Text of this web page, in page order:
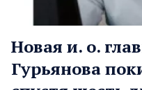
Новая и. о.
Гурьянова